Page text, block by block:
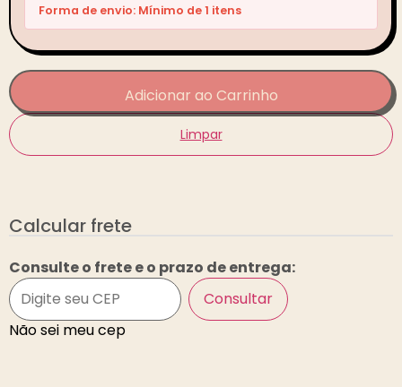
Forma de envio: Mínimo de 1 itens
Adicionar ao Carrinho
Limpar
Calcular frete
Consulte o frete e o prazo de entrega:
Consultar
Não sei meu cep